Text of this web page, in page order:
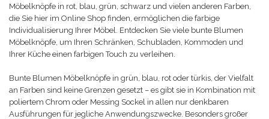
Möbelknöpfe in rot, blau, grün, schwarz und vielen anderen Farben,
die Sie hier im Online Shop finden, ermöglichen die farbige
Individualisierung Ihrer Möbel. Entdecken Sie viele bunte Blumen
Möbelknöpfe, um Ihren Schränken, Schubladen, Kommoden und
Ihrer Küche einen farbigen Touch zu verleihen.
Bunte Blumen Möbelknöpfe in grün, blau, rot oder türkis, der Vielfalt
an Farben sind keine Grenzen gesetzt – es gibt sie in Kombination mit
poliertem Chrom oder Messing Sockel in allen nur denkbaren
Ausführungen für jegliche Anwendungszwecke. Besonders großer